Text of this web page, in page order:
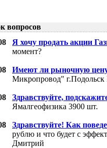
вопросов
Я хочу продать акции
момент?
Имеют ли рыночную
Микропровод"
Здравствуйте,
Ямалгеофизика 3900 шт.
Здравствуйте! Как
рублю и что будет с
Дмитрий